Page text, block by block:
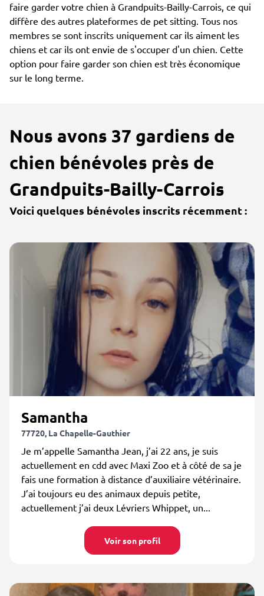
faire garder votre chien à Grandpuits-Bailly-Carrois, ce qui
diffère des autres plateformes de pet sitting. Tous nos
membres se sont inscrits uniquement car ils aiment les
chiens et car ils ont envie de s'occuper d'un chien. Cette
option pour faire garder son chien est très économique
sur le long terme.
Nous avons 37 gardiens de
chien bénévoles près de
Grandpuits-Bailly-Carrois
Voici quelques bénévoles inscrits récemment :
Samantha
77720, La Chapelle-Gauthier
Je m’appelle Samantha Jean, j’ai 22 ans, je suis
actuellement en cdd avec Maxi Zoo et à côté de sa je
fais une formation à distance d’auxiliaire vétérinaire.
J’ai toujours eu des animaux depuis petite,
actuellement j’ai deux Lévriers Whippet, un...
Voir son profil